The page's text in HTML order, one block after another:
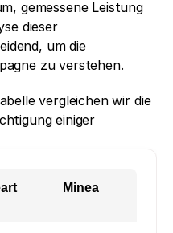
gemessene Leistung
dieser
um die
zu verstehen.
vergleichen wir die
einiger
Minea